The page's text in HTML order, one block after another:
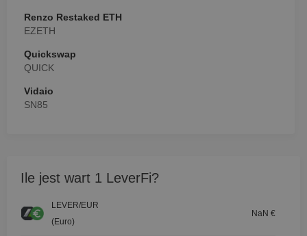
Renzo Restaked ETH
EZETH
Quickswap
QUICK
Vidaio
SN85
Ile jest wart 1 LeverFi?
LEVER/EUR
(Euro)
NaN €